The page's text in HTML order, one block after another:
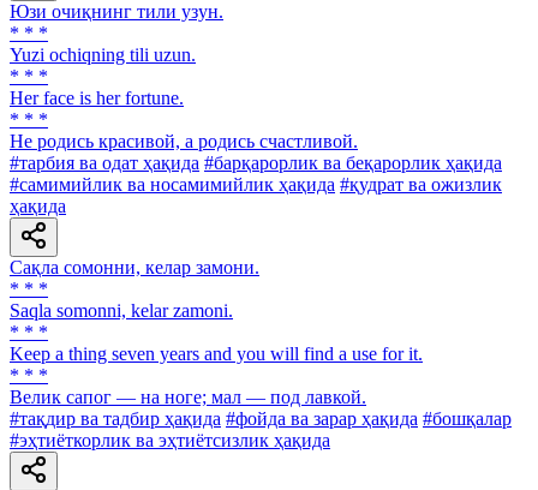
Юзи очиқнинг тили узун.
* * *
Yuzi ochiqning tili uzun.
* * *
Her face is her fortune.
* * *
He родись красивой, а родись счастливой.
#тарбия ва одат ҳақида #барқарорлик ва беқарорлик ҳақида
#самимийлик ва носамимийлик ҳақида #қудрат ва ожизлик
ҳақида
Сақла сомонни, келар замони.
* * *
Saqla somonni, kelar zamoni.
* * *
Keep a thing seven years and you will find a use for it.
* * *
Велик сапог — на ноге; мал — под лавкой.
#тақдир ва тадбир ҳақида #фойда ва зарар ҳақида #бошқалар
#эҳтиёткорлик ва эҳтиётсизлик ҳақида